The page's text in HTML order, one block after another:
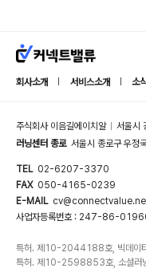
회사소개 서비스소개 소식
주식회사 이음길에이치알
서울시
러닝센터 종로 서울시 종로구 우
TEL 02-6207-3370
FAX 050-4165-0239
E-MAIL
사업자등록번호 : 247-86-
특허. 제10-2044188호, 빅데이터
특허. 제10-2598853호, 소셜러